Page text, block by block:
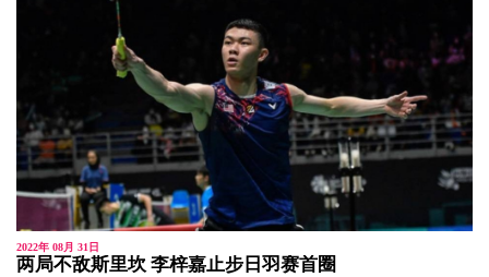
2022年 08月 31日
两局不敌斯里坎 李梓嘉止步日羽赛首圈